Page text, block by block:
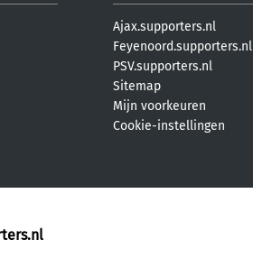
Ajax.supporters.nl
Feyenoord.supporters.nl
PSV.supporters.nl
Sitemap
Mijn voorkeuren
Cookie-instellingen